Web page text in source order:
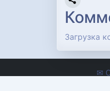
Загрузка
✉